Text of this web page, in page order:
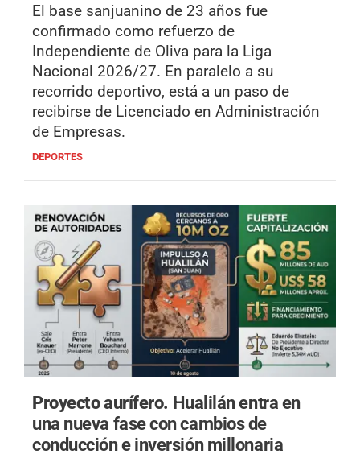
El base sanjuanino de 23 años fue
confirmado como refuerzo de
Independiente de Oliva para la Liga
Nacional 2026/27. En paralelo a su
recorrido deportivo, está a un paso de
recibirse de Licenciado en Administración
de Empresas.
DEPORTES
Proyecto aurífero. Hualilán entra en
una nueva fase con cambios de
conducción e inversión millonaria